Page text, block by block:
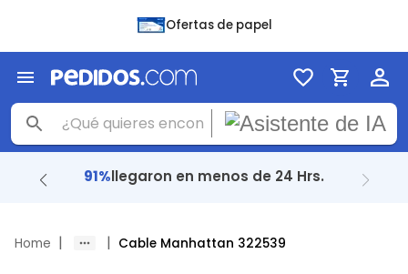
Ofertas de papel
91%llegaron en menos de 24 Hrs.
Home | | Cable Manhattan 322539